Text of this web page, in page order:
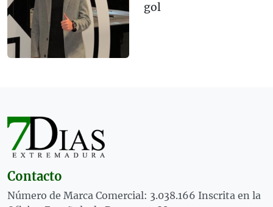
gol
Contacto
Número de Marca Comercial: 3.038.166 Inscrita en la